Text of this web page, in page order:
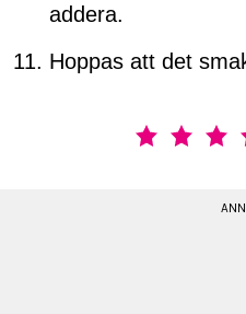
addera.
Hoppas att det